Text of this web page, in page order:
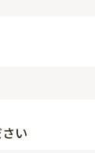
い